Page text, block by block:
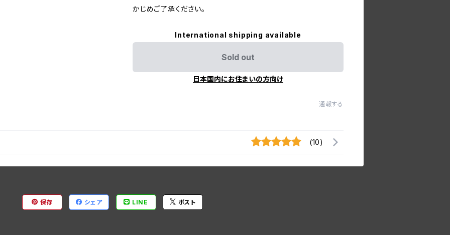
かじめご了承ください。
International shipping available
Sold out
日本国内にお住まいの方向け
通報する
(10)
保存 シェア LINE ポスト